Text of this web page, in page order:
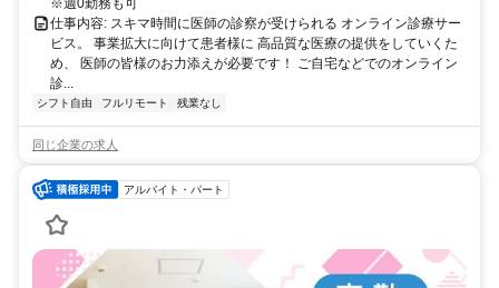
※週0勤務も可
仕事内容: スキマ時間に医師の診察が受けられる オンライン診療サー
ビス。 事業拡大に向けて患者様に 高品質な医療の提供をしていくた
め、 医師の皆様のお力添えが必要です！ ご自宅などでのオンライン
診...
シフト自由 フルリモート 残業なし
同じ企業の求人
アルバイト・パート